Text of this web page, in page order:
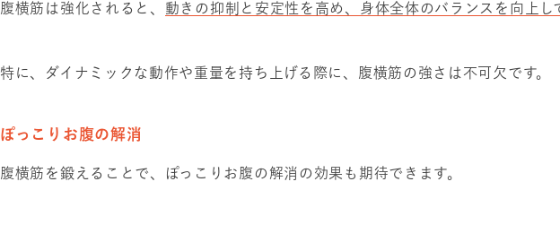
腹横筋は強化されると、 動きの抑制と安定性を高め、身体全体のバランスを向上し
特に、ダイナミックな動作や重量を持ち上げる際に、腹横筋の強さは不可欠です。
ぽっこりお腹の解消
腹横筋を鍛えることで、ぽっこりお腹の解消の効果も期待できます。